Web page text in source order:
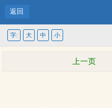
返回
字: 大 中 小
上一页